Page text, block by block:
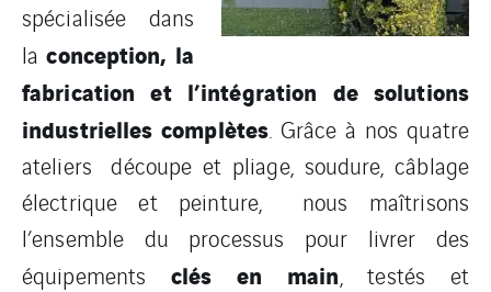
spécialisée dans
laconception, la
fabrication et l’intégration de solutions
industrielles complètes. Grâce à nos quatre
ateliers découpe et pliage, soudure, câblage
électrique et peinture, nous maîtrisons
l’ensemble du processus pour livrer des
équipements clés en main, testés et